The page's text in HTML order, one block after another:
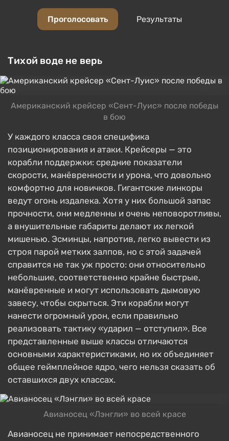
Проголосовать Результаты
Тихой воде не верь
Американский крейсер «Сент-Луис» после победы
в бою
У каждого класса своя специфика
позиционирования и атаки. Крейсеры — это
корабли поддержки: средние показатели
скорости, манёвренности и урона, что довольно
комфортно для новичков. Гигантские линкоры
ведут огонь издалека. Хотя у них большой запас
прочности, они медленны и очень неповоротливы,
а внушительные габариты делают их легкой
мишенью. Эсминцы, напротив, легко вывести из
строя парой метких залпов, но с этой задачей
справится не так уж просто: они относительно
небольшие, соответственно крайне быстрые,
манёвренные и могут использовать дымовую
завесу, чтобы скрыться. Эти корабли могут
нанести огромный урон, если правильно
реализовать тактику «ударил — отступил». Все
представленные выше классы отличаются
основными характеристиками, но их объединяет
общее геймплейное ядро, чего нельзя сказать об
оставшихся двух классах.
Авианосец «Лэнгли» во всей красе
Авианосец не принимает непосредственного